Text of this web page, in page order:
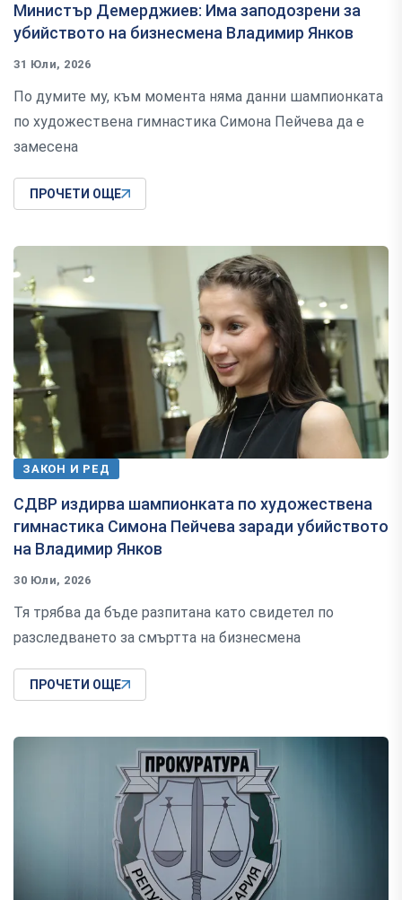
Министър Демерджиев: Има заподозрени за
убийството на бизнесмена Владимир Янков
31 Юли, 2026
По думите му, към момента няма данни шампионката
по художествена гимнастика Симона Пейчева да е
замесена
ПРОЧЕТИ ОЩЕ
ЗАКОН И РЕД
СДВР издирва шампионката по художествена
гимнастика Симона Пейчева заради убийството
на Владимир Янков
30 Юли, 2026
Тя трябва да бъде разпитана като свидетел по
разследването за смъртта на бизнесмена
ПРОЧЕТИ ОЩЕ